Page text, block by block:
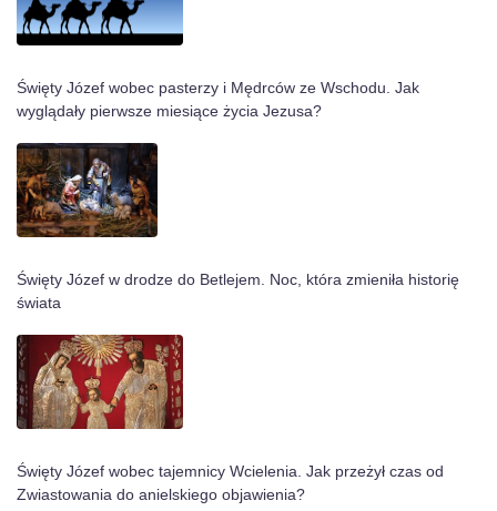
Święty Józef wobec pasterzy i Mędrców ze Wschodu. Jak
wyglądały pierwsze miesiące życia Jezusa?
Święty Józef w drodze do Betlejem. Noc, która zmieniła historię
świata
Święty Józef wobec tajemnicy Wcielenia. Jak przeżył czas od
Zwiastowania do anielskiego objawienia?